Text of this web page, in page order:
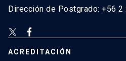
Dirección de Postgrado: +56 2
ACREDITACIÓN